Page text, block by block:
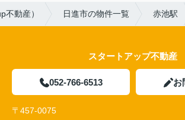
動産） 日進市の物件一覧 赤池駅
スタートアップ不動産
052-766-6513 お
〒457-0075